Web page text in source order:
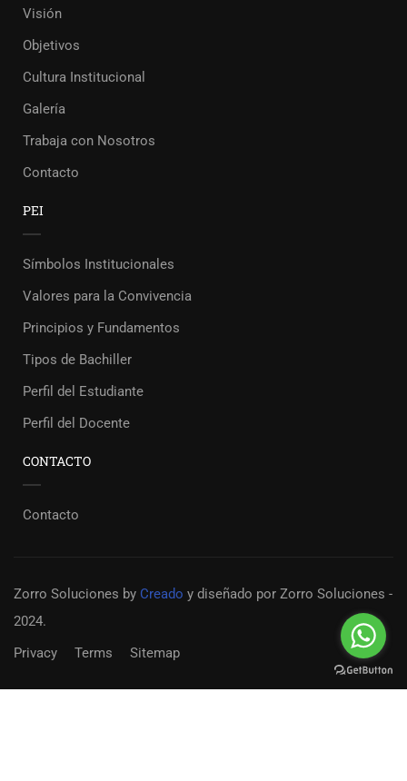
Visión
Objetivos
Cultura Institucional
Galería
Trabaja con Nosotros
Contacto
PEI
Símbolos Institucionales
Valores para la Convivencia
Principios y Fundamentos
Tipos de Bachiller
Perfil del Estudiante
Perfil del Docente
CONTACTO
Contacto
Zorro Soluciones by Creado y diseñado por Zorro Soluciones -
2024.
Privacy
Terms Sitemap